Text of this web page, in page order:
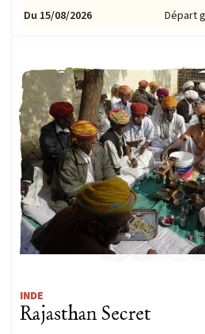
Du 15/08/2026
Départ
INDE
Rajasthan Secret